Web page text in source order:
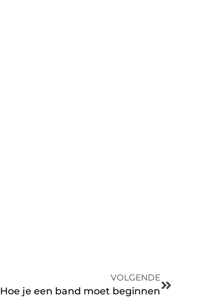
VOLGENDE
Hoe je een band moet beginnen